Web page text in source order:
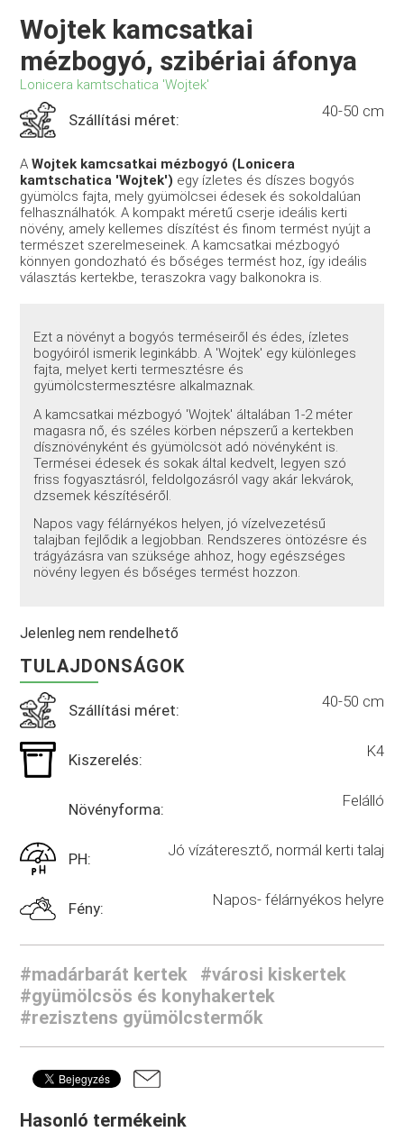
Wojtek kamcsatkai
mézbogyó, szibériai áfonya
Lonicera kamtschatica 'Wojtek'
Szállítási méret: 40-50 cm
AWojtek kamcsatkai mézbogyó (Lonicera
kamtschatica 'Wojtek') egy ízletes és díszes bogyós
gyümölcs fajta, mely gyümölcsei édesek és sokoldalúan
felhasználhatók. A kompakt méretű cserje ideális kerti
növény, amely kellemes díszítést és finom termést nyújt a
természet szerelmeseinek. A kamcsatkai mézbogyó
könnyen gondozható és bőséges termést hoz, így ideális
választás kertekbe, teraszokra vagy balkonokra is.
Ezt a növényt a bogyós terméseiről és édes, ízletes
bogyóiról ismerik leginkább. A 'Wojtek' egy különleges
fajta, melyet kerti termesztésre és
gyümölcstermesztésre alkalmaznak.
A kamcsatkai mézbogyó 'Wojtek' általában 1-2 méter
magasra nő, és széles körben népszerű a kertekben
dísznövényként és gyümölcsöt adó növényként is.
Termései édesek és sokak által kedvelt, legyen szó
friss fogyasztásról, feldolgozásról vagy akár lekvárok,
dzsemek készítéséről.
Napos vagy félárnyékos helyen, jó vízelvezetésű
talajban fejlődik a legjobban. Rendszeres öntözésre és
trágyázásra van szüksége ahhoz, hogy egészséges
növény legyen és bőséges termést hozzon.
Jelenleg nem rendelhető
TULAJDONSÁGOK
Szállítási méret: 40-50 cm
Kiszerelés: K4
Növényforma: Felálló
PH: Jó vízáteresztő, normál kerti talaj
Fény: Napos- félárnyékos helyre
#madárbarát kertek
#városi kiskertek
#gyümölcsös és konyhakertek
#rezisztens gyümölcstermők
Hasonló termékeink